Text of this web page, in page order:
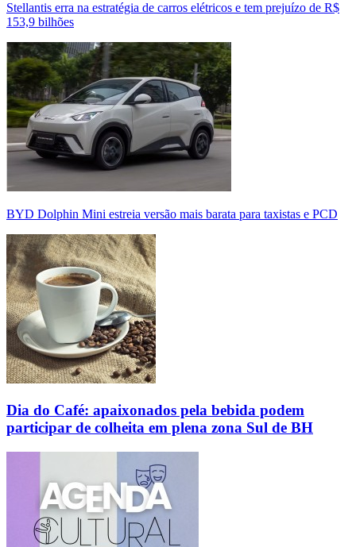
Stellantis erra na estratégia de carros elétricos e tem prejuízo de R$
153,9 bilhões
BYD Dolphin Mini estreia versão mais barata para taxistas e PCD
Dia do Café: apaixonados pela bebida podem
participar de colheita em plena zona Sul de BH